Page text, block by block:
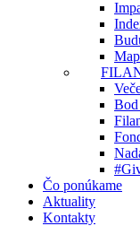
Čo ponúkame
Aktuality
Kontakty